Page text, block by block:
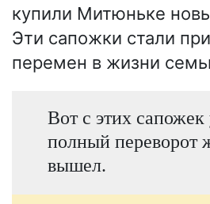
купили Митюньке
Эти сапожки стали
перемен в жизни
Вот с этих сапожек
полный переворот
вышел.